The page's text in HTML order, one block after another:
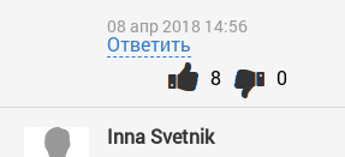
08 апр 2018 14:56
Ответить
0
8
Inna Svetnik